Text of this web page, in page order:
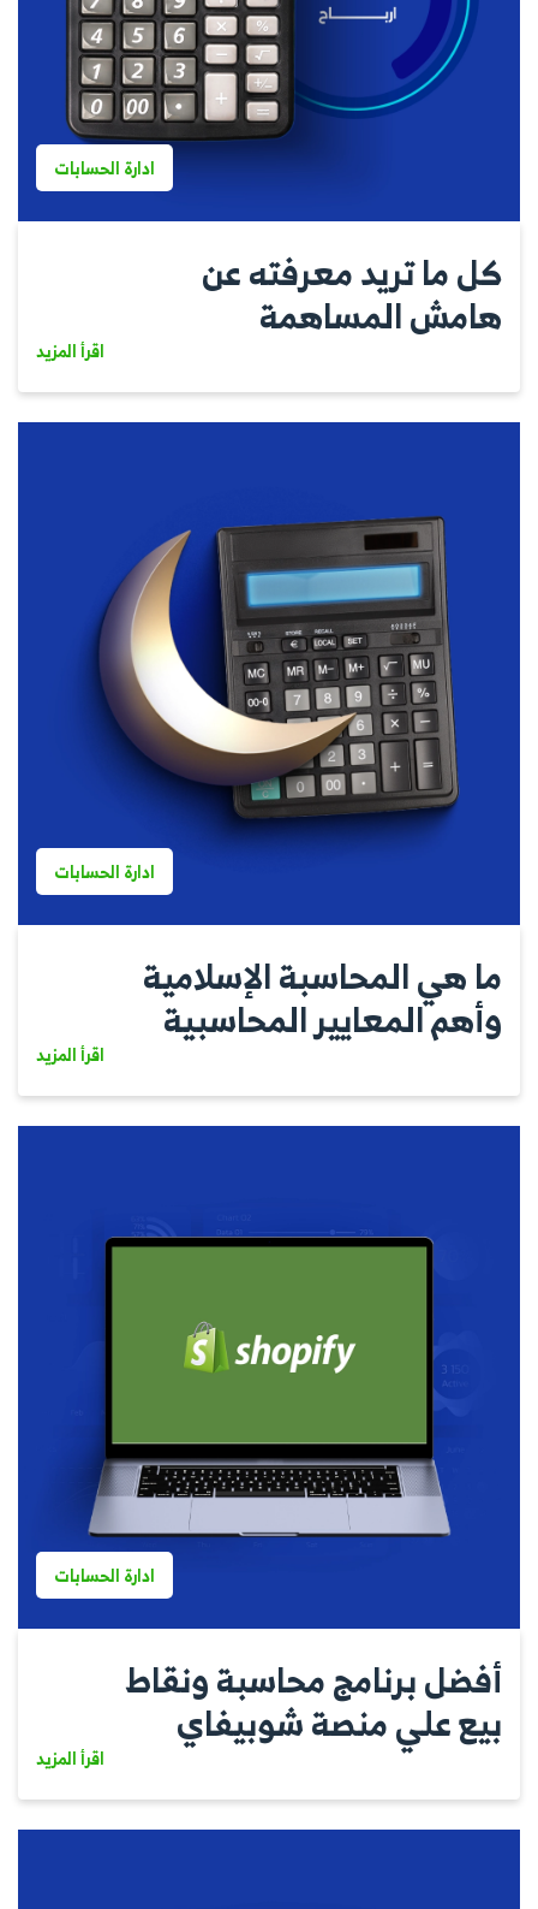
ادارة الحسابات
كل ما تريد معرفته عن
هامش المساهمة
اقرأ المزيد
ادارة الحسابات
ما هي المحاسبة الإسلامية
وأهم المعايير المحاسبية
اقرأ المزيد
ادارة الحسابات
أفضل برنامج محاسبة ونقاط
بيع علي منصة شوبيفاي
اقرأ المزيد